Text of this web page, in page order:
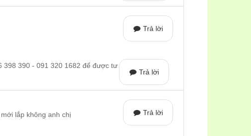
mùi đó là chế độ khử mùi trực tiếp bằng ống thoát
độ này sẽ đạt 100%, và hai là chế độ khử mùi tuần hoàn
không có đường thoát ra ngoài, nếu lựa chọn chế độ khử
kỳ 6- 8 tháng.
Trả lời
398 390 - 091 320 1682 để được tư
Trả lời
lắp không anh chị
Trả lời